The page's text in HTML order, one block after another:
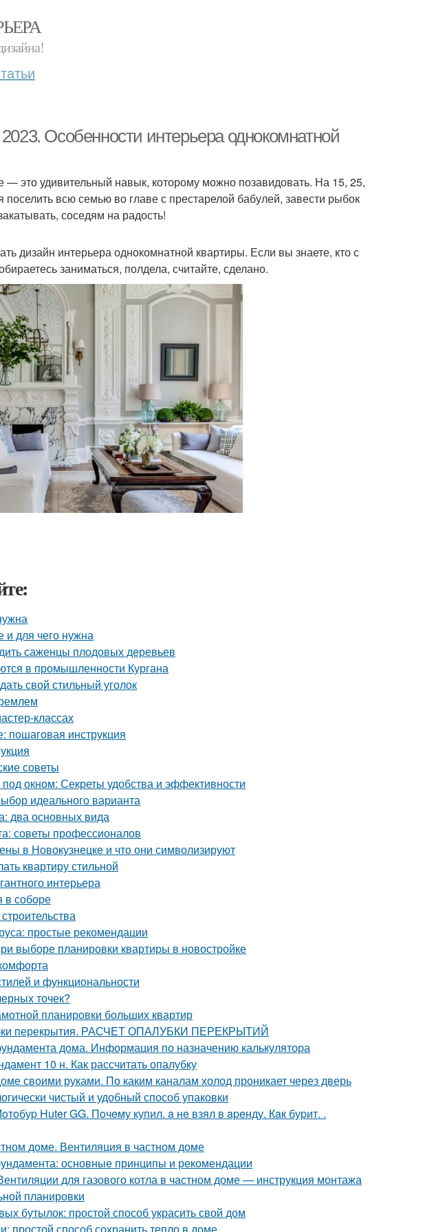
Особенности интерьера однокомнатной
— это удивительный навык, которому можно позавидовать. На 15, 25,
всю семью во главе с престарелой бабулей, завести рыбок
соседям на радость!
дизайн интерьера однокомнатной квартиры. Если вы знаете, кто с
заниматься, полдела, считайте, сделано.
и для чего нужна
саженцы плодовых деревьев
в промышленности Кургана
свой стильный уголок
классах
пошаговая инструкция
советы
окном: Секреты удобства и эффективности
идеального варианта
два основных вида
советы профессионалов
в Новокузнецке и что они символизируют
квартиру стильной
интерьера
в соборе
простые рекомендации
выборе планировки квартиры в новостройке
и функциональности
точек?
планировки больших квартир
перекрытия. РАСЧЕТ ОПАЛУБКИ ПЕРЕКРЫТИЙ
дома. Информация по назначению калькулятора
10 н. Как рассчитать опалубку
своими руками. По каким каналам холод проникает через дверь
чистый и удобный способ упаковки
Huter GG. Пoчeму купил. a нe взял в apeнду. Кaк буpит. .
доме. Вентиляция в частном доме
основные принципы и рекомендации
для газового котла в частном доме — инструкция монтажа
планировки
бутылок: простой способ украсить свой дом